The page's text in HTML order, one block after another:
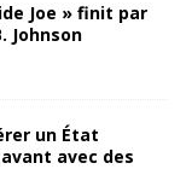
Joe » finit par
Johnson
un État
avec des